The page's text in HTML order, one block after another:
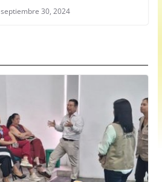
septiembre 30, 2024